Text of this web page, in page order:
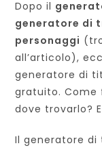
Dopo il
generatore di
personaggi
all’articolo),
generatore di
gratuito. Come
dove trovarlo?
Il generatore